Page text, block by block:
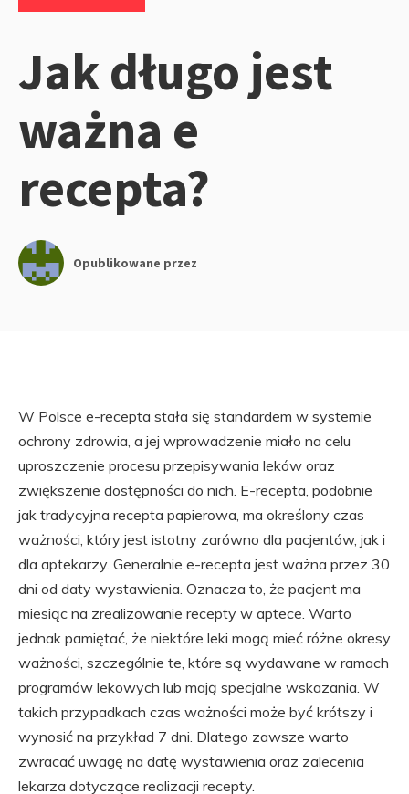
Jak długo jest
ważna e
recepta?
Opublikowane przez
W Polsce e-recepta stała się standardem w systemie
ochrony zdrowia, a jej wprowadzenie miało na celu
uproszczenie procesu przepisywania leków oraz
zwiększenie dostępności do nich. E-recepta, podobnie
jak tradycyjna recepta papierowa, ma określony czas
ważności, który jest istotny zarówno dla pacjentów, jak i
dla aptekarzy. Generalnie e-recepta jest ważna przez 30
dni od daty wystawienia. Oznacza to, że pacjent ma
miesiąc na zrealizowanie recepty w aptece. Warto
jednak pamiętać, że niektóre leki mogą mieć różne okresy
ważności, szczególnie te, które są wydawane w ramach
programów lekowych lub mają specjalne wskazania. W
takich przypadkach czas ważności może być krótszy i
wynosić na przykład 7 dni. Dlatego zawsze warto
zwracać uwagę na datę wystawienia oraz zalecenia
lekarza dotyczące realizacji recepty.